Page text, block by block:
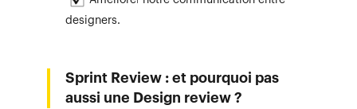
designers.
Sprint Review : et pourquoi pas
aussi une Design review ?